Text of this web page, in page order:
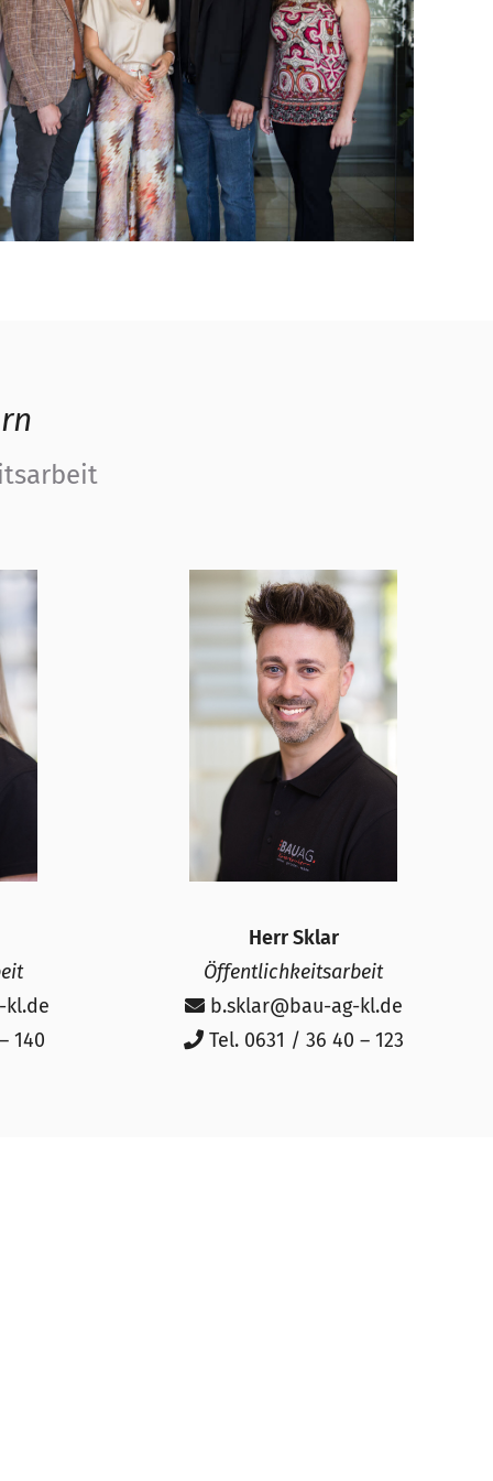
kl.de
140
Herr Sklar
Öffentlichkeitsarbeit
b.sklar@bau-ag-kl.de
Tel. 0631 / 36 40 – 123